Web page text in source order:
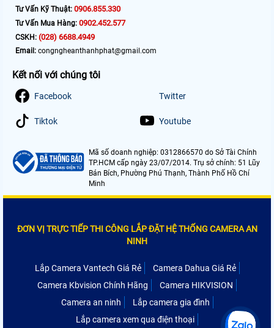
Tư Vấn Kỹ Thuật: 0906.855.330
Tư Vấn Mua Hàng: 0902.452.577
CSKH: (028) 6688.4949
Email: congngheanthanhphat@gmail.com
Kết nối với chúng tôi
Facebook Twitter
Tiktok Youtube
Mã số doanh nghiệp: 0312866570 do Sở Tài Chính
TP.HCM cấp ngày 23/07/2014. Trụ sở chính: 51 Lũy
Bán Bích, Phường Phú Thạnh, Thành Phố Hồ Chí
Minh
ĐƠN VỊ TRỰC TIẾP THI CÔNG LẮP ĐẶT HỆ THỐNG CAMERA AN
NINH
Lắp Camera Vantech Giá Rẻ
Camera Dahua Giá Rẻ
Camera Kbvision Chính Hãng
Camera HIKVISION
Camera an ninh
Lắp camera gia đình
Lắp camera xem qua điện thoại